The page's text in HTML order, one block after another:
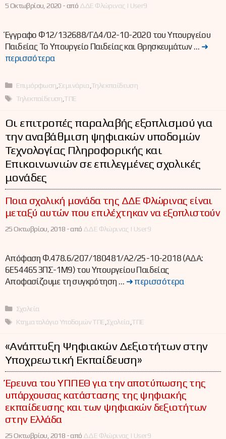
5 Οκτωβρίου, 2020 -από ΔΔΕ Φλώρινας | User9
Έγγραφο Φ12/132688/ΓΔ4/02-10-2020 του Υπουργείου
Παιδείας Το Υπουργείο Παιδείας και Θρησκευμάτων … ➜
περισσότερα
Κατηγορίες
Επιμόρφωση Σεμινάρια Τηλεκπαίδευση
Ετικέτες
Τηλεκπαίδευση ΤΠΕ
Οι επιτροπές παραλαβής εξοπλισμού για
την αναβάθμιση ψηφιακών υποδομών
Τεχνολογίας Πληροφορικής και
Επικοινωνιών σε επιλεγμένες σχολικές
μονάδες
Ποια σχολική μονάδα της ΔΔΕ Φλώρινας είναι
μεταξύ αυτών που επιλέχτηκαν να εξοπλιστούν
25 Οκτωβρίου, 2018 -από ΔΔΕ Φλώρινας | User9
Απόφαση Φ.478.6/207/180481/Α2/25-10-2018 (ΑΔΑ:
6Ε544653ΠΣ-1Μ9) του Υπουργείου Παιδείας
Αποφασίζουμε τη συγκρότηση … ➜ περισσότερα
Κατηγορίες
Σχολεία
Ετικέτες
Κτηματολόγιο Υποδομών ΤΠΕ Σχολεία ΤΠΕ
«Ανάπτυξη Ψηφιακών Δεξιοτήτων στην
Υποχρεωτική Εκπαίδευση»
Έρευνα του ΥΠΠΕΘ για την αποτύπωσης της
υπάρχουσας κατάστασης της ψηφιακής
εκπαίδευσης και των ψηφιακών δεξιοτήτων
στην Ελλάδα
25 Οκτωβρίου, 2018 -από ΔΔΕ Φλώρινας | User9